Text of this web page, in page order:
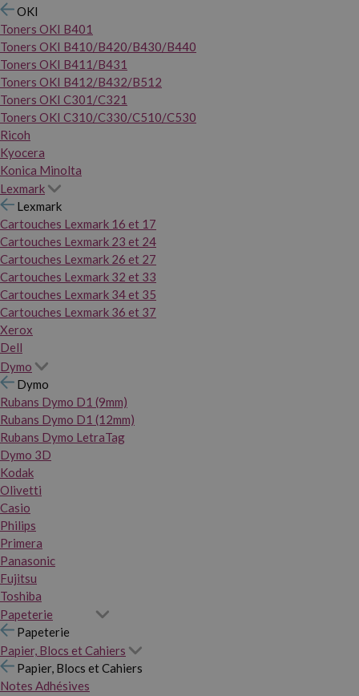
OKI
Toners OKI B401
Toners OKI B410/B420/B430/B440
Toners OKI B411/B431
Toners OKI B412/B432/B512
Toners OKI C301/C321
Toners OKI C310/C330/C510/C530
Ricoh
Kyocera
Konica Minolta
Lexmark
Lexmark
Cartouches Lexmark 16 et 17
Cartouches Lexmark 23 et 24
Cartouches Lexmark 26 et 27
Cartouches Lexmark 32 et 33
Cartouches Lexmark 34 et 35
Cartouches Lexmark 36 et 37
Xerox
Dell
Dymo
Dymo
Rubans Dymo D1 (9mm)
Rubans Dymo D1 (12mm)
Rubans Dymo LetraTag
Dymo 3D
Kodak
Olivetti
Casio
Philips
Primera
Panasonic
Fujitsu
Toshiba
Papeterie
Papeterie
Papier, Blocs et Cahiers
Papier, Blocs et Cahiers
Notes Adhésives